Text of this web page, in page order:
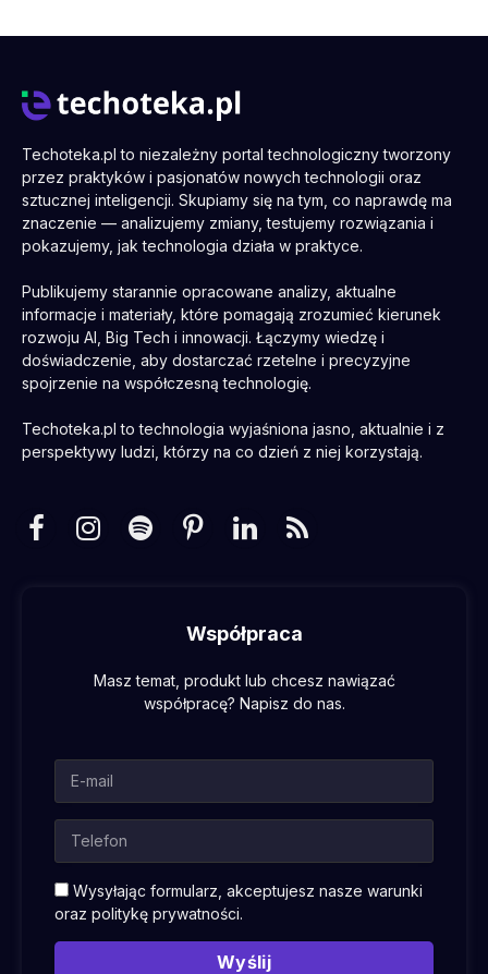
Techoteka.pl to niezależny portal technologiczny tworzony
przez praktyków i pasjonatów nowych technologii oraz
sztucznej inteligencji. Skupiamy się na tym, co naprawdę ma
znaczenie — analizujemy zmiany, testujemy rozwiązania i
pokazujemy, jak technologia działa w praktyce.
Publikujemy starannie opracowane analizy, aktualne
informacje i materiały, które pomagają zrozumieć kierunek
rozwoju AI, Big Tech i innowacji. Łączymy wiedzę i
doświadczenie, aby dostarczać rzetelne i precyzyjne
spojrzenie na współczesną technologię.
Techoteka.pl to technologia wyjaśniona jasno, aktualnie i z
perspektywy ludzi, którzy na co dzień z niej korzystają.
FacebookInstagramSpotifyPinterestLinkedInRSS
Współpraca
Masz temat, produkt lub chcesz nawiązać
współpracę? Napisz do nas.
Wysyłając formularz, akceptujesz nasze warunki
oraz politykę prywatności.
Wyślij